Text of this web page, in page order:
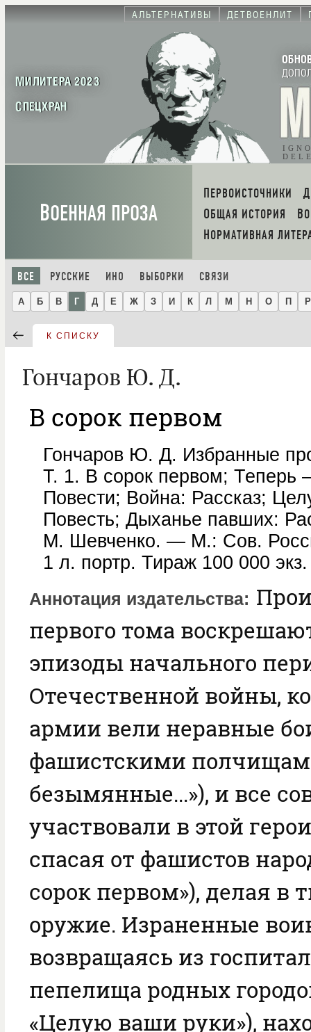
АЛЬТЕРНАТИВЫ ДЕТВОЕНЛИТ
МИЛИТЕРА 2023
СПЕЦХРАН
ВОЕННАЯ ПРОЗА
ПЕРВОИСТОЧНИКИ
ОБЩАЯ ИСТОРИЯ
НОРМАТИВНАЯ
ВСЕ РУССКИЕ ИНО ВЫБОРКИ СВЯЗИ
А Б В Г Д Е Ж З И К Л М Н О П Р
К СПИСКУ
Гончаров Ю. Д.
В сорок первом
Гончаров Ю. Д. Избранные
Т. 1. В сорок первом;
Повести; Война: Рассказ;
Повесть; Дыханье павших:
М. Шевченко. — М.: Сов.
1 л. портр. Тираж 100 000 экз.
Аннотация издательства
первого тома
эпизоды начального
Отечественной войны,
армии вели неравные
фашистскими
безымянные...»), и все
участвовали в этой
спасая от фашистов
сорок первом»), делая в
оружие. Израненные
возвращаясь из
пепелища родных
«Целую ваши руки»),